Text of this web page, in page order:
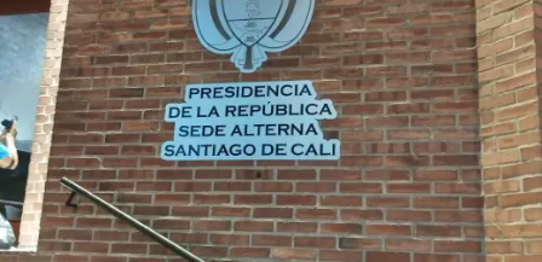
enfrentar
el
impacto
share
share